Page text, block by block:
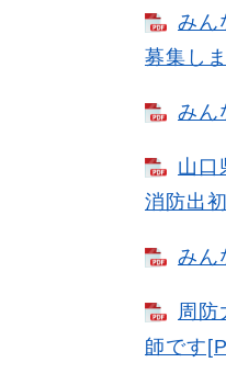
みん
募集し
みん
山口
消防出
みん
周防
師です